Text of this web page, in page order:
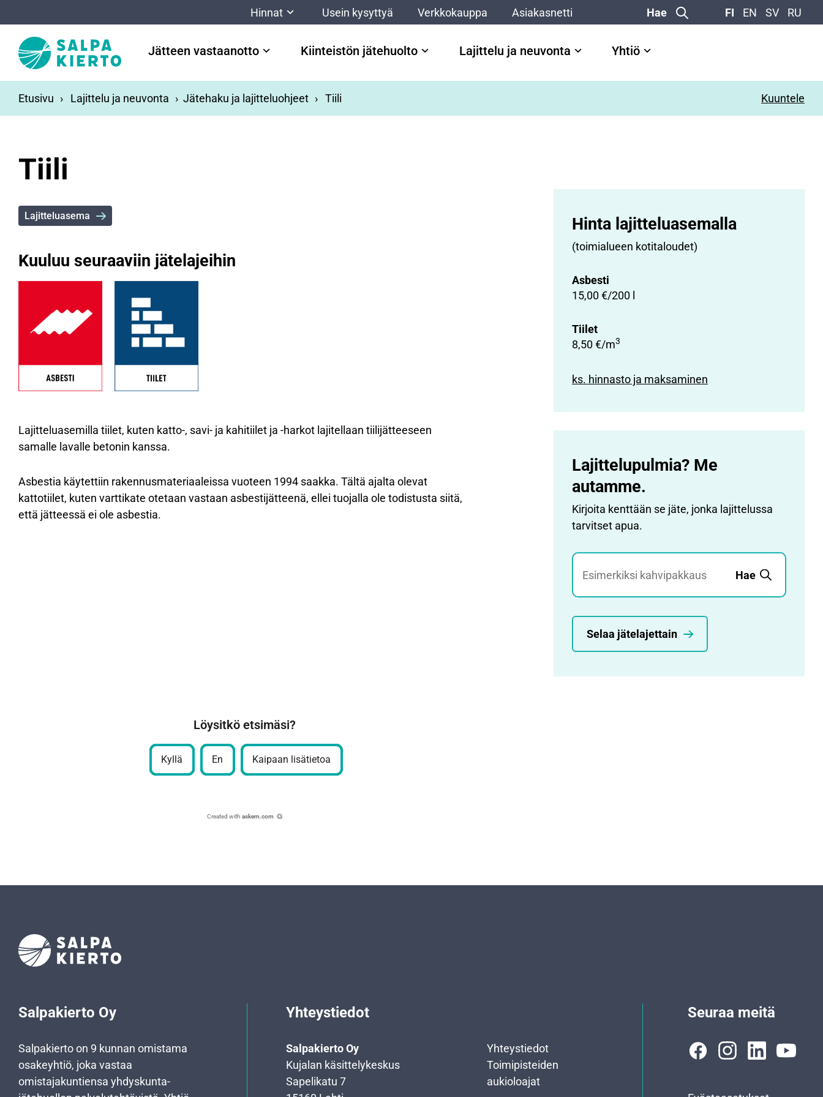
Hinnat Usein kysyttyä Verkkokauppa Asiakasnetti Hae FI EN SV RU
Jätteen vastaanotto Kiinteistön jätehuolto Lajittelu ja neuvonta Yhtiö
Etusivu Lajittelu ja neuvonta Jätehaku ja lajitteluohjeet Tiili Kuuntele
Tiili
Lajitteluasema
Kuuluu seuraaviin jätelajeihin
Lajitteluasemilla tiilet, kuten katto-, savi- ja kahitiilet ja -harkot lajitellaan tiilijätteeseen
samalle lavalle betonin kanssa.
Asbestia käytettiin rakennusmateriaaleissa vuoteen 1994 saakka. Tältä ajalta olevat
kattotiilet, kuten varttikate otetaan vastaan asbestijätteenä, ellei tuojalla ole todistusta siitä,
että jätteessä ei ole asbestia.
Hinta lajittelu­asemalla
(toimialueen kotitaloudet)
Asbesti
15,00 €/200 l
Tiilet
8,50 €/m3
ks. hinnasto ja maksaminen
Lajittelupulmia? Me
autamme.
Kirjoita kenttään se jäte, jonka lajittelussa
tarvitset apua.
Jätehaku
Hae
Selaa jätelajettain
Löysitkö etsimäsi?
Kyllä En Kaipaan lisätietoa
Created with askem.com
Salpakierto Oy
Salpakierto on 9 kunnan omistama
osakeyhtiö, joka vastaa
omistajakuntiensa yhdyskunta­
Yhteystiedot
Salpakierto Oy
Kujalan käsittelykeskus
Sapelikatu 7
Yhteystiedot
Toimipisteiden
aukioloajat
Seuraa meitä